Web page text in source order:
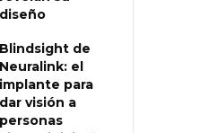
diseño
Blindsight de
Neuralink: el
implante para
dar visión a
personas